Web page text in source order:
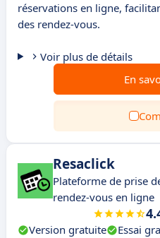
réservations en ligne,
des rendez-vous.
Voir plus de détails
En
Resaclick
Plateforme de prise
rendez-vous en ligne
Version gratuite Essai